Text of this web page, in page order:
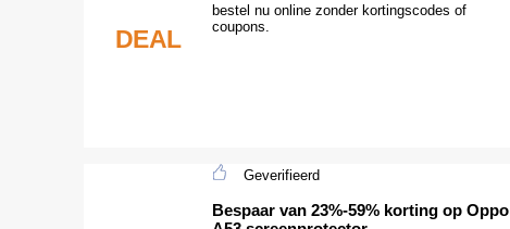
DEAL
bestel nu online zonder kortingscodes of
coupons.
Geverifieerd
Bespaar van 23%-59% korting op Oppo